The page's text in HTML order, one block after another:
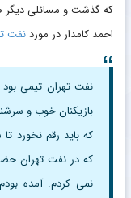
که گذشت و مسائلی دیگر
احمد کامدار در موردنفت
نفت تهران تیمی
بازیکنان خوب و
که باید رقم نخورد
که در نفت تهران
نمی کردم. آمده